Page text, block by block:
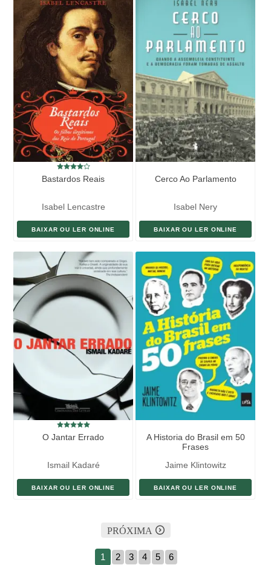
Bastardos Reais
Isabel Lencastre
BAIXAR OU LER ONLINE
Cerco Ao Parlamento
Isabel Nery
BAIXAR OU LER ONLINE
O Jantar Errado
Ismail Kadaré
BAIXAR OU LER ONLINE
A Historia do Brasil em 50
Frases
Jaime Klintowitz
BAIXAR OU LER ONLINE
PRÓXIMA
1 2 3 4 5 6